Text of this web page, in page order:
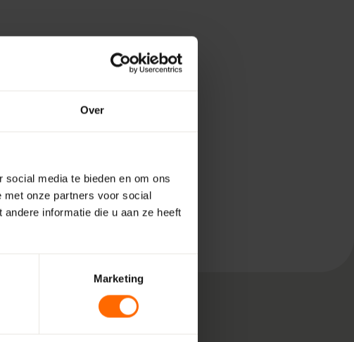
Over
media te bieden en om ons
onze partners voor social
informatie die u aan ze heeft
Marketing